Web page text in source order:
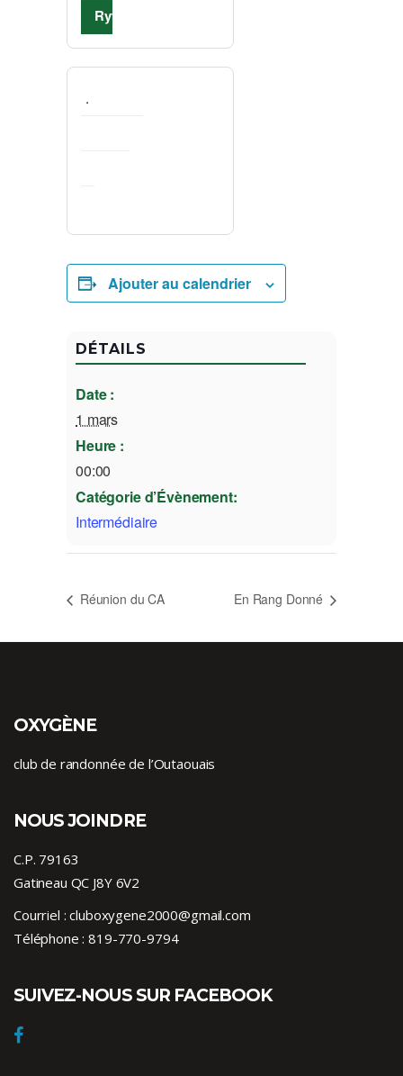
Rythme de marche
.
Ajouter au calendrier
DÉTAILS
Date :
1 mars
Heure :
00:00
Catégorie d’Évènement:
Intermédiaire
Réunion du CA En Rang Donné
OXYGÈNE
club de randonnée de l’Outaouais
NOUS JOINDRE
C.P. 79163
Gatineau QC J8Y 6V2
Courriel :cluboxygene2000@gmail.com
Téléphone :819-770-9794
SUIVEZ-NOUS SUR FACEBOOK